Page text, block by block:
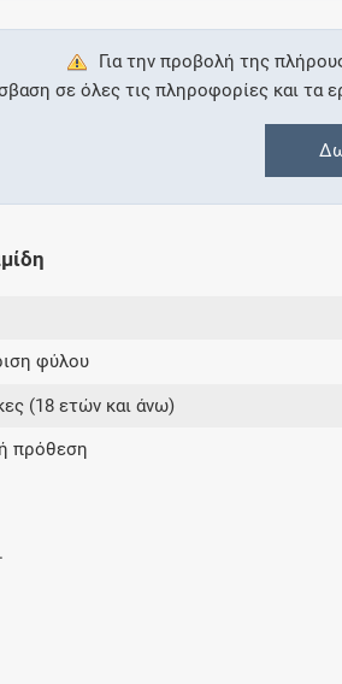
ενός φαρμάκου κατά
εγκυμοσύνης ή
Για την προβολή της
σε όλες τις πληροφορίες και τα
φύλου
(18 ετών και άνω)
πρόθεση